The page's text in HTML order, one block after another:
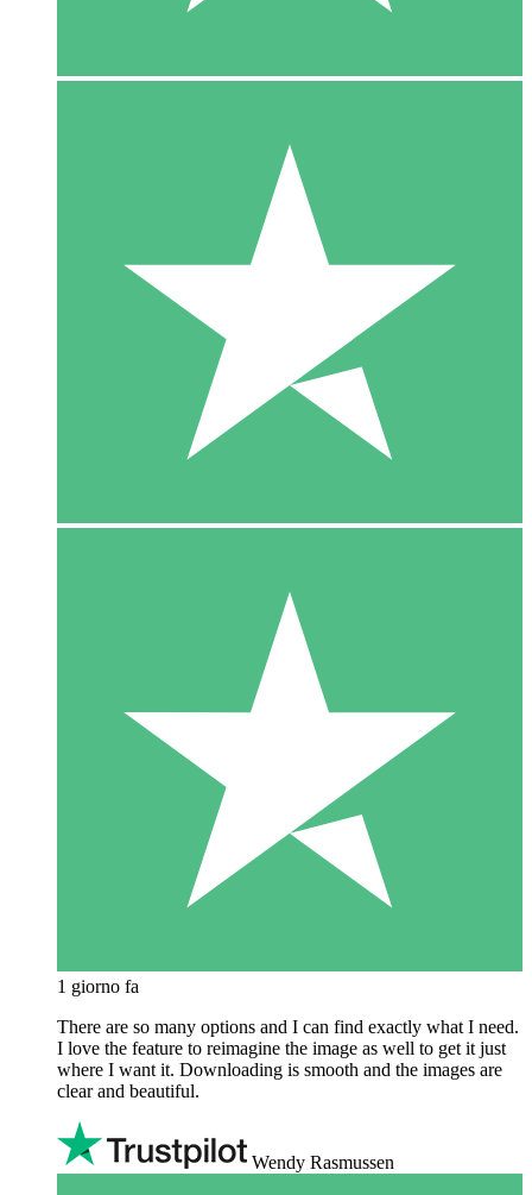
1 giorno fa
There are so many options and I can find exactly what I need.
I love the feature to reimagine the image as well to get it just
where I want it. Downloading is smooth and the images are
clear and beautiful.
Wendy Rasmussen